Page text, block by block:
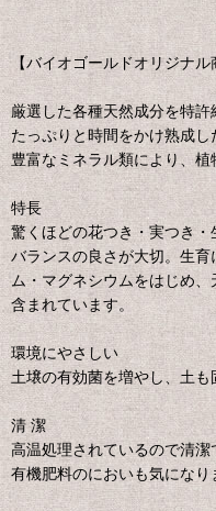
【バイオゴールドオリジナル
厳選した各種天然成分を特
たっぷりと時間をかけ熟成し
豊富なミネラル類により、
特長
驚くほどの花つき・実つき・
バランスの良さが大切。生
ム・マグネシウムをはじめ
含まれています。
環境にやさしい
土壌の有効菌を増やし、土
清 潔
高温処理されているので清潔
有機肥料のにおいも気になり